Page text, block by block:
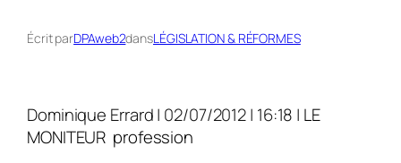
Écrit parDPAweb2dansLÉGISLATION & RÉFORMES
Dominique Errard| 02/07/2012 | 16:18 | LE
MONITEUR profession